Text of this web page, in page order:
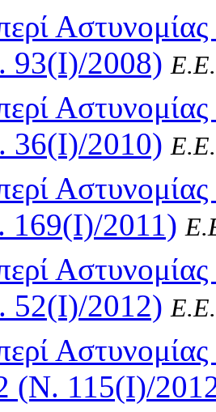
93(I)/2008)
36(I)/2010)
169(I)/2011)
52(I)/2012)
(Ν. 115(I)/